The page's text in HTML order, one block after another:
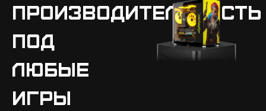
Производительность
под
любые
игры